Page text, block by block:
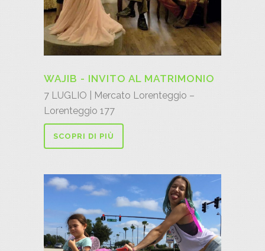
WAJIB - INVITO AL MATRIMONIO
7 LUGLIO | Mercato Lorenteggio –
Lorenteggio 177
SCOPRI DI PIÙ